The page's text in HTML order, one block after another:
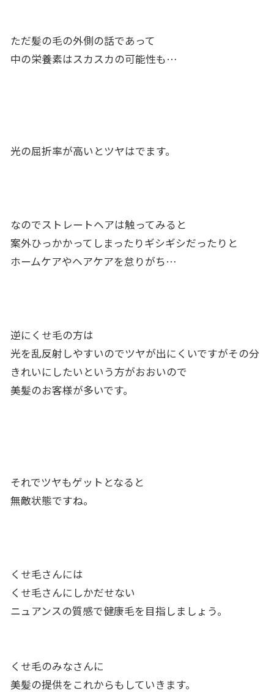
ただ髪の毛の外側の話であって
中の栄養素はスカスカの可能性も…
光の屈折率が高いとツヤはでます。
なのでストレートヘアは触ってみると
案外ひっかかってしまったりギシギシだったりと
ホームケアやヘアケアを怠りがち…
逆にくせ毛の方は
光を乱反射しやすいのでツヤが出にくいですがその分
きれいにしたいという方がおおいので
美髪のお客様が多いです。
それでツヤもゲットとなると
無敵状態ですね。
くせ毛さんには
くせ毛さんにしかだせない
ニュアンスの質感で健康毛を目指しましょう。
くせ毛のみなさんに
美髪の提供をこれからもしていきます。